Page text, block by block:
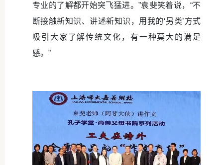
专业的了解都开始突飞猛进。”袁斐笑着说，“不
断接触新知识、讲述新知识，用我的‘另类’方式
吸引大家了解传统文化，有一种莫大的满足
感。”